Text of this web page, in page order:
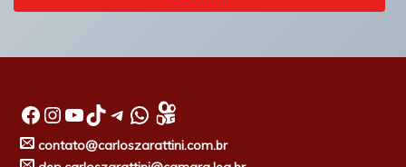
Facebook InstagramYoutube TikTok Telegram WhatsApp
contato@carloszarattini.com.br